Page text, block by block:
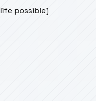
possible)